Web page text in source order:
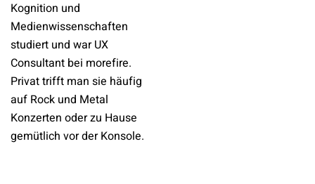
Kognition und
Medienwissenschaften
studiert und war UX
Consultant bei morefire.
Privat trifft man sie häufig
auf Rock und Metal
Konzerten oder zu Hause
gemütlich vor der Konsole.